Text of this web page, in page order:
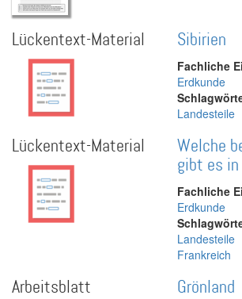
Lückentext-Material Sibirien
Fachliche
Erdkunde
Landesteile
Lückentext-Material
Welche
gibt es in
Fachliche
Erdkunde
Landesteile
Frankreich
Arbeitsblatt Grönland